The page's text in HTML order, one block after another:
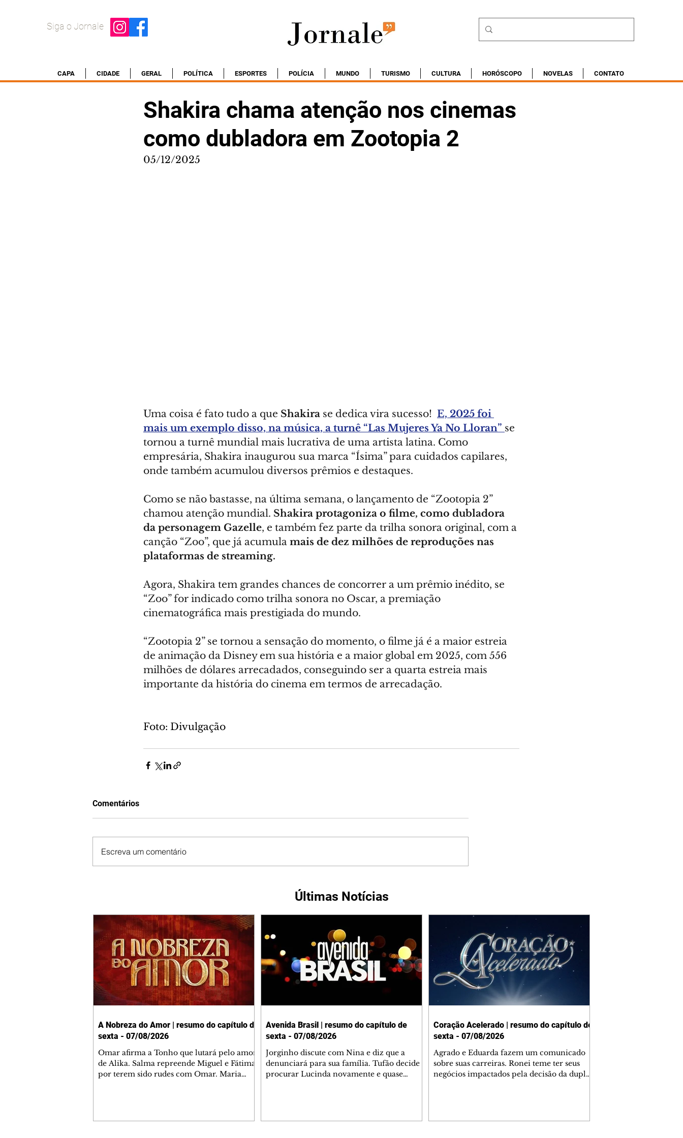
Siga o Jornale
CAPA CIDADE GERAL POLÍTICA ESPORTES POLÍCIA MUNDO TURISMO CULTURA HORÓSCOPO NOVELAS CONTATO
Shakira chama atenção nos cinemas
como dubladora em Zootopia 2
05/12/2025
Uma coisa é fato tudo a que Shakira se dedica vira sucesso! E, 2025 foi
mais um exemplo disso, na música, a turnê “Las Mujeres Ya No Lloran” se
tornou a turnê mundial mais lucrativa de uma artista latina. Como
empresária, Shakira inaugurou sua marca “Ísima” para cuidados capilares,
onde também acumulou diversos prêmios e destaques.
Como se não bastasse, na última semana, o lançamento de “Zootopia 2”
chamou atenção mundial. Shakira protagoniza o filme, como dubladora
da personagem Gazelle, e também fez parte da trilha sonora original, com a
canção “Zoo”, que já acumula mais de dez milhões de reproduções nas
plataformas de streaming.
Agora, Shakira tem grandes chances de concorrer a um prêmio inédito, se
“Zoo” for indicado como trilha sonora no Oscar, a premiação
cinematográfica mais prestigiada do mundo.
“Zootopia 2” se tornou a sensação do momento, o filme já é a maior estreia
de animação da Disney em sua história e a maior global em 2025, com 556
milhões de dólares arrecadados, conseguindo ser a quarta estreia mais
importante da história do cinema em termos de arrecadação.
Foto: Divulgação
Comentários
Escreva um comentário
Últimas Notícias
A Nobreza do Amor | resumo do capítulo de
sexta - 07/08/2026
Omar afirma a Tonho que lutará pelo amor
de Alika. Salma repreende Miguel e Fátima
por terem sido rudes com Omar. Maria
Avenida Brasil | resumo do capítulo de
sexta - 07/08/2026
Jorginho discute com Nina e diz que a
denunciará para sua família. Tufão decide
procurar Lucinda novamente e quase
Coração Acelerado | resumo do capítulo de
sexta - 07/08/2026
Agrado e Eduarda fazem um comunicado
sobre suas carreiras. Ronei teme ter seus
negócios impactados pela decisão da dupla.